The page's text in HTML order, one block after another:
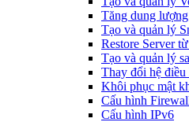
Tăng dung
Tạo và quản lý
Restore Server
Tạo và quản lý
Thay đổi hệ
Khôi phục mật
Cấu hình
Cấu hình IPv6